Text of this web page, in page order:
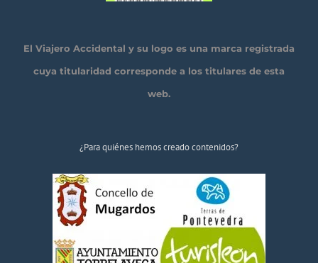
El Viajero Accidental y su logo es una marca registrada
cuya titularidad corresponde a los titulares de esta
web.
¿Para quiénes hemos creado contenidos?